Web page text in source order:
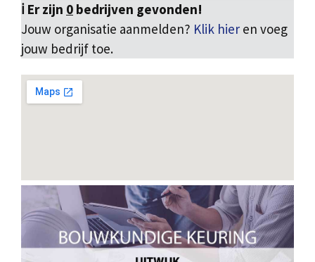
ℹ️ Er zijn 0 bedrijven gevonden!
Jouw organisatie aanmelden? Klik hier en voeg
jouw bedrijf toe.